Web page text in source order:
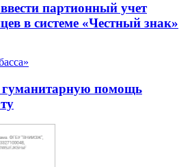
партионный учет
в системе «Честный знак»
помощь